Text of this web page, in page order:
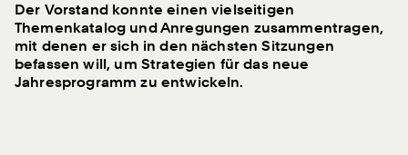
02.09.2026 – Veranstaltung
Der Vorstand konnte einen vielseitigen
Themenkatalog und Anregungen zusammentragen,
mit denen er sich in den nächsten Sitzungen
befassen will, um Strategien für das neue
Jahresprogramm zu entwickeln.